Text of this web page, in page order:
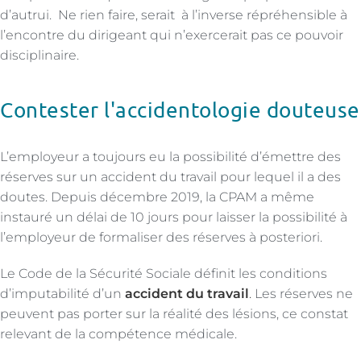
d’autrui. Ne rien faire, serait à l’inverse répréhensible à
l’encontre du dirigeant qui n’exercerait pas ce pouvoir
disciplinaire.
Contester l'accidentologie douteuse
L’employeur a toujours eu la possibilité d’émettre des
réserves sur un accident du travail pour lequel il a des
doutes. Depuis décembre 2019, la CPAM a même
instauré un délai de 10 jours pour laisser la possibilité à
l’employeur de formaliser des réserves à posteriori.
Le Code de la Sécurité Sociale définit les conditions
d’imputabilité d’un accident du travail. Les réserves ne
peuvent pas porter sur la réalité des lésions, ce constat
relevant de la compétence médicale.